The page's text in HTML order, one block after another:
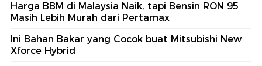
Harga BBM di Malaysia Naik, tapi Bensin RON 95
Masih Lebih Murah dari Pertamax
Ini Bahan Bakar yang Cocok buat Mitsubishi New
Xforce Hybrid